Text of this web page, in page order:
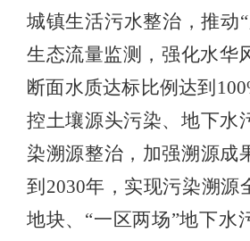
城镇生活污水整治，推动
生态流量监测，强化水华
断面水质达标比例达到
控土壤源头污染、地下水
染溯源整治， 加强溯源成
到 2030年，实现污染溯源
地块、 “一区两场”地下水